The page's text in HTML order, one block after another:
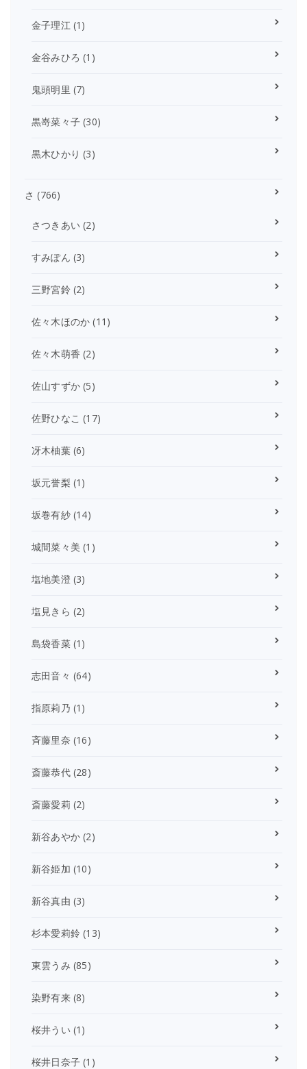
金子理江(1)
金谷みひろ (1)
鬼頭明里 (7)
黒嵜菜々子 (30)
黒木ひかり (3)
さ (766)
さつきあい (2)
すみぽん (3)
三野宮鈴(2)
佐々木ほのか (11)
佐々木萌香 (2)
佐山すずか (5)
佐野ひなこ (17)
冴木柚葉(6)
坂元誉梨 (1)
坂巻有紗(14)
城間菜々美 (1)
塩地美澄(3)
塩見きら (2)
島袋香菜(1)
志田音々 (64)
指原莉乃 (1)
斉藤里奈 (16)
斎藤恭代(28)
斎藤愛莉 (2)
新谷あやか (2)
新谷姫加 (10)
新谷真由 (3)
杉本愛莉鈴 (13)
東雲うみ (85)
染野有来(8)
桜井うい (1)
桜井日奈子 (1)